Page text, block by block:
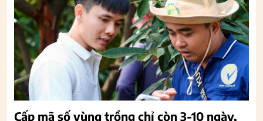
Cấp mã số vùng trồng chỉ còn 3-10 ngày,